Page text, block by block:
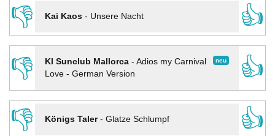
👎
Kai Kaos- Unsere Nacht
👍
👎
neu
KI Sunclub Mallorca- Adios my Carnival
Love - German Version
👍
👎
Königs Taler- Glatze Schlumpf
👍